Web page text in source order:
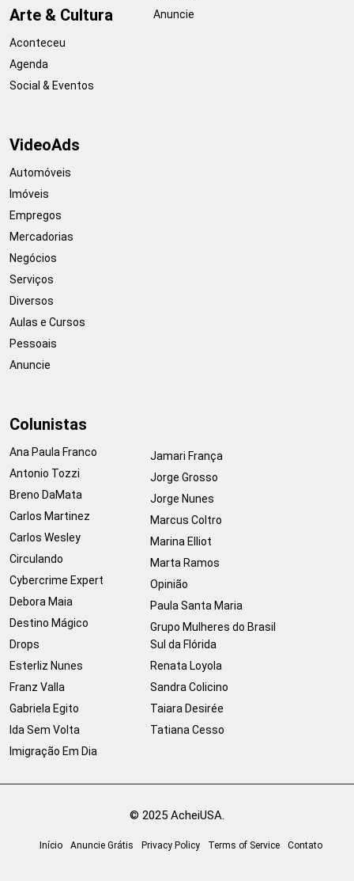
Arte & Cultura
Aconteceu
Agenda
Social & Eventos
Anuncie
VideoAds
Automóveis
Imóveis
Empregos
Mercadorias
Negócios
Serviços
Diversos
Aulas e Cursos
Pessoais
Anuncie
Colunistas
Ana Paula Franco
Antonio Tozzi
Breno DaMata
Carlos Martinez
Carlos Wesley
Circulando
Cybercrime Expert
Debora Maia
Destino Mágico
Drops
Esterliz Nunes
Franz Valla
Gabriela Egito
Ida Sem Volta
Imigração Em Dia
Jamari França
Jorge Grosso
Jorge Nunes
Marcus Coltro
Marina Elliot
Marta Ramos
Opinião
Paula Santa Maria
Grupo Mulheres do Brasil
Sul da Flórida
Renata Loyola
Sandra Colicino
Taiara Desirée
Tatiana Cesso
© 2025 AcheiUSA.
Início Anuncie Grátis Privacy Policy Terms of Service Contato